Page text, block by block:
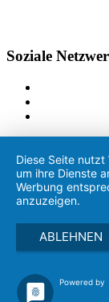
Soziale
Diese Seite
um ihre Dienste
Werbung
anzuzeigen.
ABLEHNEN
Powered by